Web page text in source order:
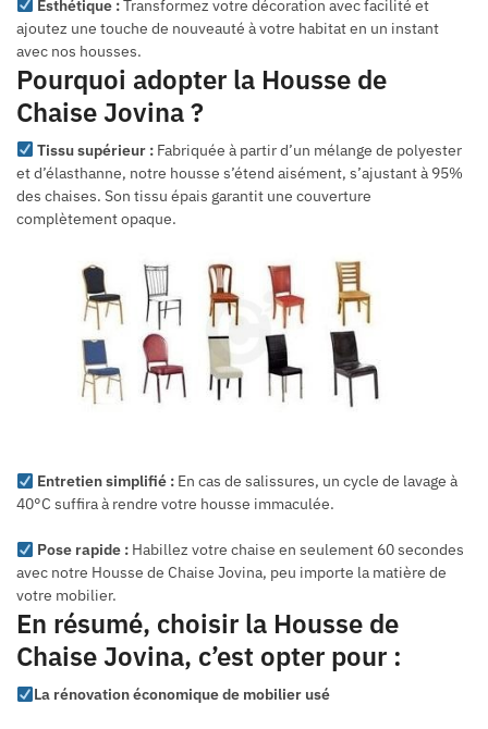
Esthétique :Transformez votre décoration avec facilité et
ajoutez une touche de nouveauté à votre habitat en un instant
avec nos housses.
Pourquoi adopter la Housse de
Chaise Jovina ?
Tissu supérieur :Fabriquée à partir d’un mélange de polyester
et d’élasthanne, notre housse s’étend aisément, s’ajustant à 95%
des chaises. Son tissu épais garantit une couverture
complètement opaque.
Entretien simplifié :En cas de salissures, un cycle de lavage à
40°C suffira à rendre votre housse immaculée.
Pose rapide :Habillez votre chaise en seulement 60 secondes
avec notre Housse de Chaise Jovina, peu importe la matière de
votre mobilier.
En résumé, choisir la Housse de
Chaise Jovina, c’est opter pour :
La rénovation économique de mobilier usé